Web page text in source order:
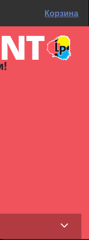
Корзина